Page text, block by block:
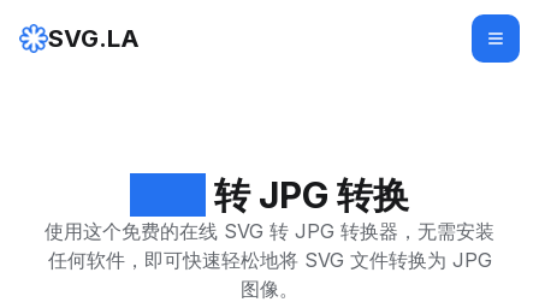
SVG.LA
转 JPG 转换
使用这个免费的在线 SVG 转 JPG 转换器，无需安装
任何软件，即可快速轻松地将 SVG 文件转换为 JPG
图像。